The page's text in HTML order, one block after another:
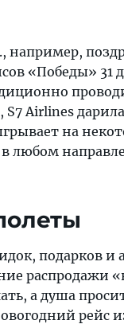
например,
«Победы» 31
Airlines
на
любом
подарков
распродажи
а душа
рейс